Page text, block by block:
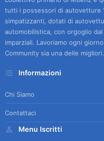
tutti i possessori di autovetture
simpatizzanti, dotati di
automobilistica, con orgoglio
imparziali. Lavoriamo ogni
Community sia una delle migliori.
Informazioni
Chi Siamo
Contattaci
Menu Iscritti